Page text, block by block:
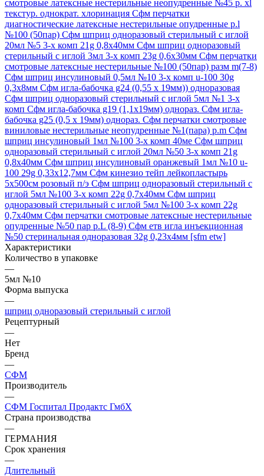
смотровые латексные нестерильные неопудренные №45 р. xl
текстур. однократ. хлоринация Сфм перчатки
диагностические латексные нестерильные опудренные р.l
№100 (50пар) Сфм шприц одноразовый стерильный с иглой
20мл №5 3-х комп 21g 0,8х40мм Сфм шприц одноразовый
стерильный с иглой 3мл 3-х комп 23g 0,6х30мм Сфм перчатки
смотровые латексные нестерильные №100 (50пар) разм m(7-8)
Сфм шприц инсулиновый 0,5мл №10 3-х комп u-100 30g
0,3х8мм Сфм игла-бабочка g24 (0,55 х 19мм)) одноразовая
Сфм шприц одноразовый стерильный с иглой 5мл №1 3-х
комп Сфм игла-бабочка g19 (1,1х19мм) однораз. Сфм игла-
бабочка g25 (0,5 х 19мм) однораз. Сфм перчатки смотровые
виниловые нестерильные неопудренные №1(пара) р.m Сфм
шприц инсулиновый 1мл №100 3-х комп 40ме Сфм шприц
одноразовый стерильный с иглой 20мл №50 3-х комп 21g
0,8х40мм Сфм шприц инсулиновый оранжевый 1мл №10 u-
100 29g 0,33х12,7мм Сфм кинезио тейп лейкопластырь
5х500см розовый п/э Сфм шприц одноразовый стерильный с
иглой 5мл №100 3-х комп 22g 0,7х40мм Сфм шприц
одноразовый стерильный с иглой 5мл №100 3-х комп 22g
0,7х40мм Сфм перчатки смотровые латексные нестерильные
опудренные №50 пар р.L (8-9) Сфм етв игла инъекционная
№50 стеринальная одноразовая 32g 0,23х4мм [sfm etw]
Характеристики
Количество в упаковке
—
5мл №10
Форма выпуска
—
шприц одноразовый стерильный с иглой
Рецептурный
—
Нет
Бренд
—
СФМ
Производитель
—
СФМ Госпитал Продактс ГмбХ
Страна производства
—
ГЕРМАНИЯ
Срок хранения
—
Длительный